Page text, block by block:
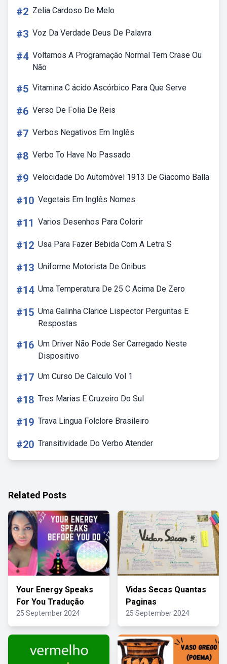
#2 Zelia Cardoso De Melo
#3 Voz Da Verdade Deus De Palavra
#4 Voltamos A Programação Normal Tem Crase Ou
Não
#5 Vitamina C ácido Ascórbico Para Que Serve
#6 Verso De Folia De Reis
#7 Verbos Negativos Em Inglês
#8 Verbo To Have No Passado
#9 Velocidade Do Automóvel 1913 De Giacomo Balla
#10 Vegetais Em Inglês Nomes
#11 Varios Desenhos Para Colorir
#12 Usa Para Fazer Bebida Com A Letra S
#13 Uniforme Motorista De Onibus
#14 Uma Temperatura De 25 C Acima De Zero
#15 Uma Galinha Clarice Lispector Perguntas E
Respostas
#16 Um Driver Não Pode Ser Carregado Neste
Dispositivo
#17 Um Curso De Calculo Vol 1
#18 Tres Marias E Cruzeiro Do Sul
#19 Trava Lingua Folclore Brasileiro
#20 Transitividade Do Verbo Atender
Related Posts
Your Energy Speaks
For You Tradução
25 September 2024
Vidas Secas Quantas
Paginas
25 September 2024